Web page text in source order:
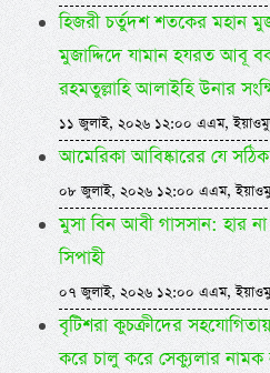
হিজরী চর্তুদশ শতকের মহান
মুজাদ্দিদে যামান হযরত আবূ
রহমতুল্লাহি আলাইহি উনার
১১ জুলাই, ২০২৬ ১২:০০ এএম,
আমেরিকা আবিষ্কারের যে
০৮ জুলাই, ২০২৬ ১২:০০ এএম,
মুসা বিন আবী গাসসান: হার
সিপাহী
০৭ জুলাই, ২০২৬ ১২:০০ এএম,
বৃটিশরা কুচক্রীদের সহযোগিতায়
করে চালু করে সেক্যুলার নামক